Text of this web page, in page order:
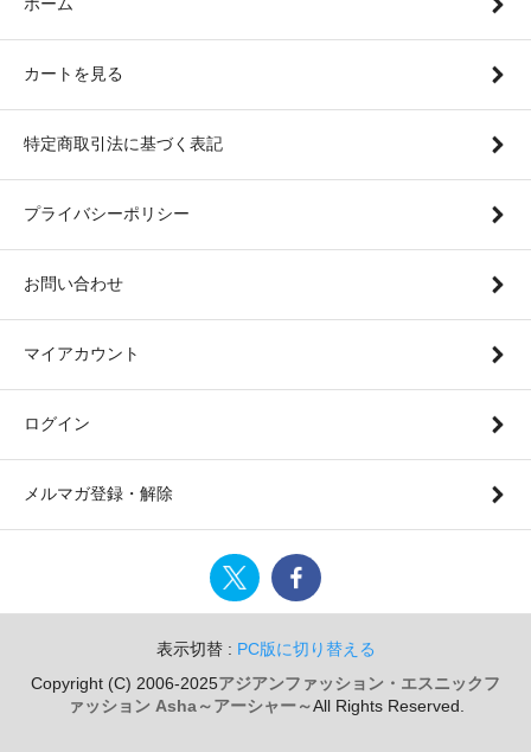
カートを見る
特定商取引法に基づく表記
プライバシーポリシー
お問い合わせ
マイアカウント
ログイン
メルマガ登録・解除
表示切替 : PC版に切り替える
Copyright (C) 2006-2025アジアンファッション・エスニックフ
ァッション Asha～アーシャー～All Rights Reserved.